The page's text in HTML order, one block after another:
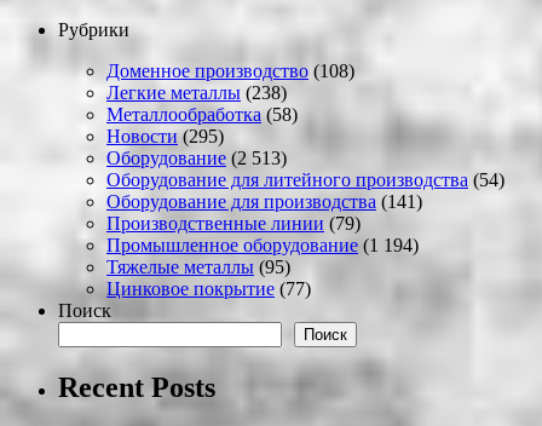
Рубрики
Доменное производство (108)
Легкие металлы (238)
Металлообработка (58)
Новости(295)
Оборудование (2 513)
Оборудование для литейного производства (54)
Оборудование для производства (141)
Производственные линии (79)
Промышленное оборудование (1 194)
Тяжелые металлы (95)
Цинковое покрытие (77)
Поиск
Поиск
Recent Posts